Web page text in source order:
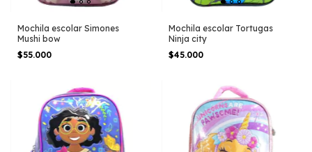
Mochila escolar Simones
Mushi bow
$55.000
Mochila escolar Tortugas
Ninja city
$45.000